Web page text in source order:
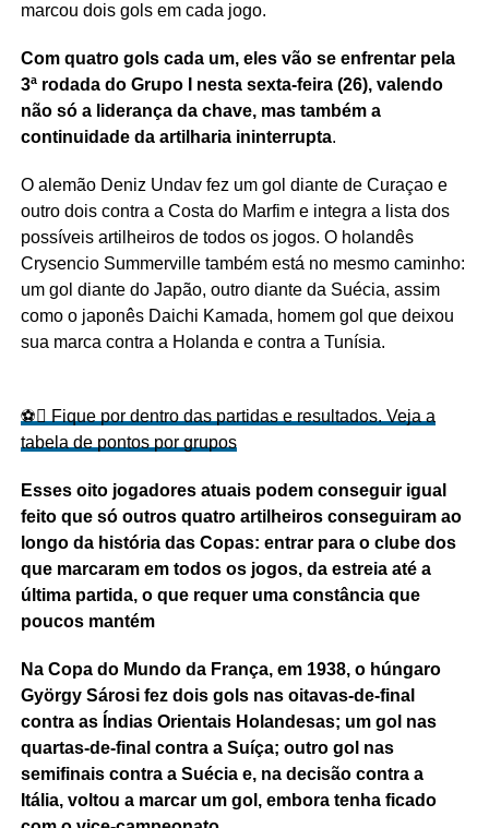
marcou dois gols em cada jogo.
Com quatro gols cada um, eles vão se enfrentar pela
3ª rodada do Grupo I nesta sexta-feira (26), valendo
não só a liderança da chave, mas também a
continuidade da artilharia ininterrupta.
O alemão Deniz Undav fez um gol diante de Curaçao e
outro dois contra a Costa do Marfim e integra a lista dos
possíveis artilheiros de todos os jogos. O holandês
Crysencio Summerville também está no mesmo caminho:
um gol diante do Japão, outro diante da Suécia, assim
como o japonês Daichi Kamada, homem gol que deixou
sua marca contra a Holanda e contra a Tunísia.
⚽ Fique por dentro das partidas e resultados. Veja a
tabela de pontos por grupos
Esses oito jogadores atuais podem conseguir igual
feito que só outros quatro artilheiros conseguiram ao
longo da história das Copas: entrar para o clube dos
que marcaram em todos os jogos, da estreia até a
última partida, o que requer uma constância que
poucos mantém
Na Copa do Mundo da França, em 1938, o húngaro
György Sárosi fez dois gols nas oitavas-de-final
contra as Índias Orientais Holandesas; um gol nas
quartas-de-final contra a Suíça; outro gol nas
semifinais contra a Suécia e, na decisão contra a
Itália, voltou a marcar um gol, embora tenha ficado